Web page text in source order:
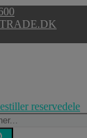
reservedele